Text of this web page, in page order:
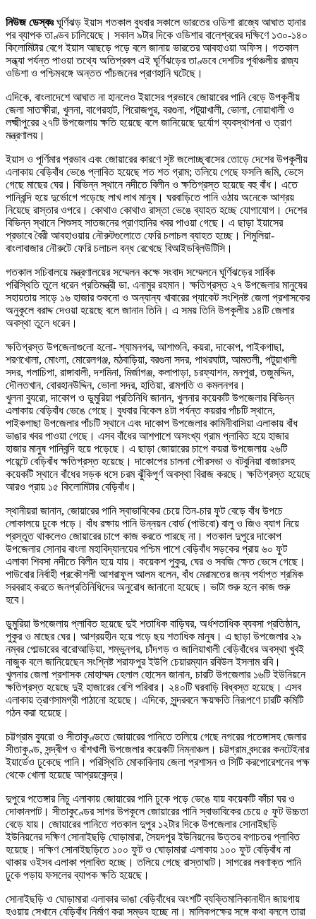
নিউজ ডেস্কঃঘূর্ণিঝড় ইয়াস গতকাল বুধবার সকালে ভারতের ওডিশা রাজ্যে আঘাত হানার
পর ব্যাপক তাণ্ডব চালিয়েছে। সকাল ৯টার দিকে ওডিশার বালেশ্বরের দক্ষিণে ১৩০-১৪০
কিলোমিটার বেগে ইয়াস আছড়ে পড়ে বলে জানায় ভারতের আবহাওয়া অফিস। গতকাল
সন্ধ্যা পর্যন্ত পাওয়া তথ্যে অতিপ্রবল এই ঘূর্ণিঝড়ের তাণ্ডবে দেশটির পূর্বাঞ্চলীয় রাজ্য
ওডিশা ও পশ্চিমবঙ্গে অন্তত পাঁচজনের প্রাণহানি ঘটেছে।
এদিকে, বাংলাদেশে আঘাত না হানলেও ইয়াসের প্রভাবে জোয়ারের পানি বেড়ে উপকূলীয়
জেলা সাতক্ষীরা, খুলনা, বাগেরহাট, পিরোজপুর, বরগুনা, পটুয়াখালী, ভোলা, নোয়াখালী ও
লক্ষ্মীপুরের ২৭টি উপজেলায় ক্ষতি হয়েছে বলে জানিয়েছে দুর্যোগ ব্যবস্থাপনা ও ত্রাণ
মন্ত্রণালয়।
ইয়াস ও পূর্ণিমার প্রভাব এবং জোয়ারের কারণে সৃষ্ট জলোচ্ছ্বাসের তোড়ে দেশের উপকূলীয়
এলাকায় বেড়িবাঁধ ভেঙে প্লাবিত হয়েছে শত শত গ্রাম; তলিয়ে গেছে ফসলি জমি, ভেসে
গেছে মাছের ঘের। বিভিন্ন স্থানে নদীতে বিলীন ও ক্ষতিগ্রস্ত হয়েছে বহু বাঁধ। এতে
পানিবন্দি হয়ে দুর্ভোগে পড়েছে লাখ লাখ মানুষ। ঘরবাড়িতে পানি ওঠায় অনেকে আশ্রয়
নিয়েছে রাস্তার ওপরে। কোথাও কোথাও রাস্তা ভেঙে ব্যাহত হচ্ছে যোগাযোগ। দেশের
বিভিন্ন স্থানে শিশুসহ সাতজনের প্রাণহানির খবর পাওয়া গেছে। এ ছাড়া ইয়াসের
প্রভাবে বৈরী আবহাওয়ায় নৌরুটগুলোতে ফেরি চলাচল ব্যাহত হচ্ছে। শিমুলিয়া-
বাংলাবাজার নৌরুটে ফেরি চলাচল বন্ধ রেখেছে বিআইডব্লিউটিসি।
গতকাল সচিবালয়ে মন্ত্রণালয়ের সম্মেলন কক্ষে সংবাদ সম্মেলনে ঘূর্ণিঝড়ের সার্বিক
পরিস্থিতি তুলে ধরেন প্রতিমন্ত্রী ডা. এনামুর রহমান। ক্ষতিগ্রস্ত ২৭ উপজেলার মানুষের
সহায়তায় সাড়ে ১৬ হাজার শুকনো ও অন্যান্য খাবারের প্যাকেট সংশ্নিষ্ট জেলা প্রশাসকের
অনুকূলে বরাদ্দ দেওয়া হয়েছে বলে জানান তিনি। এ সময় তিনি উপকূলীয় ১৪টি জেলার
অবস্থা তুলে ধরেন।
ক্ষতিগ্রস্ত উপজেলাগুলো হলো- শ্যামনগর, আশাশুনি, কয়রা, দাকোপ, পাইকগাছা,
শরণখোলা, মোংলা, মোরেলগঞ্জ, মঠবাড়িয়া, বরগুনা সদর, পাথরঘাটা, আমতলী, পটুয়াখালী
সদর, গলাচিপা, রাঙ্গাবালী, দশমিনা, মির্জাগঞ্জ, কলাপাড়া, চরফ্যাশন, মনপুরা, তজুমদ্দিন,
দৌলতখান, বোরহানউদ্দিন, ভোলা সদর, হাতিয়া, রামগতি ও কমলনগর।
খুলনা ব্যুরো, দাকোপ ও ডুমুরিয়া প্রতিনিধি জানান, খুলনার কয়েকটি উপজেলার বিভিন্ন
এলাকায় বেড়িবাঁধ ভেঙে গেছে। বুধবার বিকেল ৪টা পর্যন্ত কয়রার পাঁচটি স্থানে,
পাইকগাছা উপজেলার পাঁচটি স্থানে এবং দাকোপ উপজেলার কামিনীবাসিয়া এলাকায় বাঁধ
ভাঙার খবর পাওয়া গেছে। এসব বাঁধের আশপাশে অসংখ্য গ্রাম প্লাবিত হয়ে হাজার
হাজার মানুষ পানিবন্দি হয়ে পড়েছে। এ ছাড়া জোয়ারের চাপে কয়রা উপজেলায় ২৬টি
পয়েন্টে বেড়িবাঁধ ক্ষতিগ্রস্ত হয়েছে। দাকোপের চালনা পৌরসভা ও বটবুনিয়া বাজারসহ
কয়েকটি স্থানে বাঁধের সড়ক ধসে চরম ঝুঁকিপূর্ণ অবস্থা বিরাজ করছে। ক্ষতিগ্রস্ত হয়েছে
আরও প্রায় ১৫ কিলোমিটার বেড়িবাঁধ।
স্থানীয়রা জানান, জোয়ারের পানি স্বাভাবিকের চেয়ে তিন-চার ফুট বেড়ে বাঁধ উপচে
লোকালয়ে ঢুকে পড়ে। বাঁধ রক্ষায় পানি উন্নয়ন বোর্ড (পাউবো) বালু ও জিও ব্যাগ নিয়ে
প্রস্তুত থাকলেও জোয়ারের চাপে কাজ করতে পারছে না। গতকাল দুপুরে দাকোপ
উপজেলার সোনার বাংলা মহাবিদ্যালয়ের পশ্চিম পাশে বেড়িবাঁধ সড়কের প্রায় ৬০ ফুট
এলাকা শিবসা নদীতে বিলীন হয়ে যায়। কয়েকশ পুকুর, ঘের ও সবজি ক্ষেত ভেসে গেছে।
পাউবোর নির্বাহী প্রকৌশলী আশরাফুল আলম বলেন, বাঁধ মেরামতের জন্য পর্যাপ্ত শ্রমিক
সরবরাহ করতে জনপ্রতিনিধিদের অনুরোধ জানানো হয়েছে। ভাটা শুরু হলে কাজ শুরু
হবে।
ডুমুরিয়া উপজেলায় প্লাবিত হয়েছে দুই শতাধিক বাড়িঘর, অর্ধশতাধিক ব্যবসা প্রতিষ্ঠান,
পুকুর ও মাছের ঘের। আশ্রয়হীন হয়ে পড়ে ছয় শতাধিক মানুষ। এ ছাড়া উপজেলার ২৯
নম্বর পোল্ডারের বারোআড়িয়া, শম্ভুনগর, চাঁদগড় ও জালিয়াখালী বেড়িবাঁধের অবস্থা খুবই
নাজুক বলে জানিয়েছেন সংশ্নিষ্ট শরাফপুর ইউপি চেয়ারম্যান রবিউল ইসলাম রবি।
খুলনার জেলা প্রশাসক মোহাম্মদ হেলাল হোসেন জানান, চারটি উপজেলার ১৬টি ইউনিয়নে
ক্ষতিগ্রস্ত হয়েছে দুই হাজারের বেশি পরিবার। ২৪০টি ঘরবাড়ি বিধ্বস্ত হয়েছে। এসব
এলাকায় ত্রাণসামগ্রী পাঠানো হয়েছে। এদিকে, সুন্দরবনে ক্ষয়ক্ষতি নিরূপণে চারটি কমিটি
গঠন করা হয়েছে।
চট্টগ্রাম ব্যুরো ও সীতাকুণ্ডতে জোয়ারের পানিতে তলিয়ে গেছে নগরের পতেঙ্গাসহ জেলার
সীতাকুণ্ড, সন্দ্বীপ ও বাঁশখালী উপজেলার কয়েকটি নিম্নাঞ্চল। চট্টগ্রাম বন্দরের কনটেইনার
ইয়ার্ডেও ঢুকেছে পানি। পরিস্থিতি মোকাবিলায় জেলা প্রশাসন ও সিটি করপোরেশনের পক্ষ
থেকে খোলা হয়েছে আশ্রয়কেন্দ্র।
দুপুরে পতেঙ্গার নিচু এলাকায় জোয়ারের পানি ঢুকে পড়ে ভেঙে যায় কয়েকটি কাঁচা ঘর ও
দোকানপাট। সীতাকুণ্ডের সাগর উপকূলে জোয়ারের পানি স্বাভাবিকের চেয়ে ৫ ফুট উচ্চতা
বেড়ে যায়। জোয়ারের পানিতে গতকাল দুপুর ১২টার দিকে উপজেলার সোনাইছড়ি
ইউনিয়নের দক্ষিণ সোনাইছড়ি ঘোড়ামারা, সৈয়দপুর ইউনিয়নের উত্তর বগাচতর প্লাবিত
হয়েছে। দক্ষিণ সোনাইছড়িতে ১০০ ফুট ও ঘোড়ামারা এলাকায় ১০০ ফুট বেড়িবাঁধ না
থাকায় ওইসব এলাকা প্লাবিত হচ্ছে। তলিয়ে গেছে রাস্তাঘাট। সাগরের লবণাক্ত পানি
ঢুকে পড়ায় ফসলের ব্যাপক ক্ষতি হয়েছে।
সোনাইছড়ি ও ঘোড়ামারা এলাকার ভাঙা বেড়িবাঁধের অংশটি ব্যক্তিমালিকানাধীন জায়গায়
হওয়ায় সেখানে বেড়িবাঁধ নির্মাণ করা সম্ভব হচ্ছে না। মালিকপক্ষের সঙ্গে কথা বললে তারা